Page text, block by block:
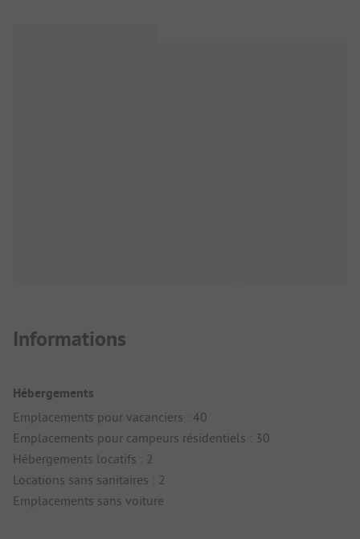
Informations
Hébergements
Emplacements pour vacanciers : 40
Emplacements pour campeurs résidentiels : 30
Hébergements locatifs : 2
Locations sans sanitaires : 2
Emplacements sans voiture